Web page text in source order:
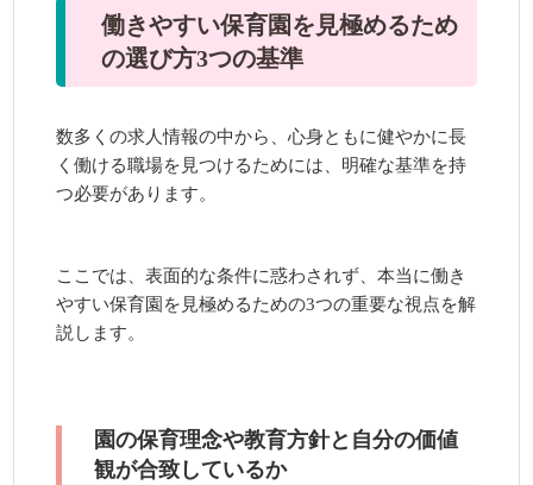
働きやすい保育園を見極めるため
の選び方3つの基準
数多くの求人情報の中から、心身ともに健やかに長
く働ける職場を見つけるためには、明確な基準を持
つ必要があります。
ここでは、表面的な条件に惑わされず、本当に働き
やすい保育園を見極めるための3つの重要な視点を解
説します。
園の保育理念や教育方針と自分の価値
観が合致しているか